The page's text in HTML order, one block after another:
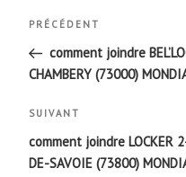
Navigation
de
l’article
Article
précédent
PRÉCÉDENT
comment joindre
CHAMBERY (73000)
Article
suivant
SUIVANT
comment joindre LOCKER
DE-SAVOIE (73800)